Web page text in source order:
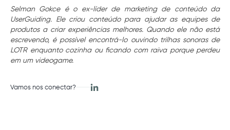
Selman Gokce é o ex-líder de marketing de conteúdo da
UserGuiding. Ele criou conteúdo para ajudar as equipes de
produtos a criar experiências melhores. Quando ele não está
escrevendo, é possível encontrá-lo ouvindo trilhas sonoras de
LOTR enquanto cozinha ou ficando com raiva porque perdeu
em um videogame.
Vamos nos conectar?